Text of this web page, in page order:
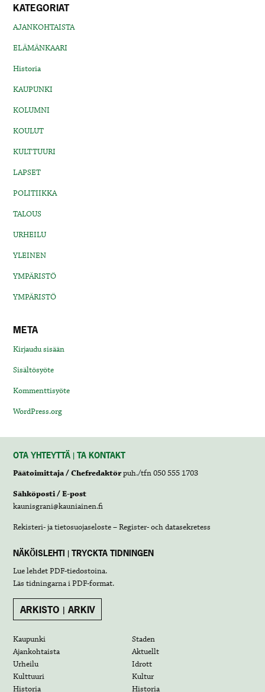
KATEGORIAT
AJANKOHTAISTA
ELÄMÄNKAARI
Historia
KAUPUNKI
KOLUMNI
KOULUT
KULTTUURI
LAPSET
POLITIIKKA
TALOUS
URHEILU
YLEINEN
YMPÄRISTÖ
YMPÄRISTÖ
META
Kirjaudu sisään
Sisältösyöte
Kommenttisyöte
WordPress.org
OTA YHTEYTTÄ | TA KONTAKT
Päätoimittaja / Chefredaktörpuh./tfn 050 555 1703
Sähköposti / E-post
kaunisgrani@kauniainen.fi
Rekisteri- ja tietosuojaseloste – Register- och datasekretess
NÄKÖISLEHTI | TRYCKTA TIDNINGEN
Lue lehdetPDF-tiedostoina.
Läs tidningarna iPDF-format.
ARKISTO | ARKIV
Kaupunki
Staden
Ajankohtaista
Aktuellt
Urheilu
Idrott
Kulttuuri
Kultur
Historia
Historia